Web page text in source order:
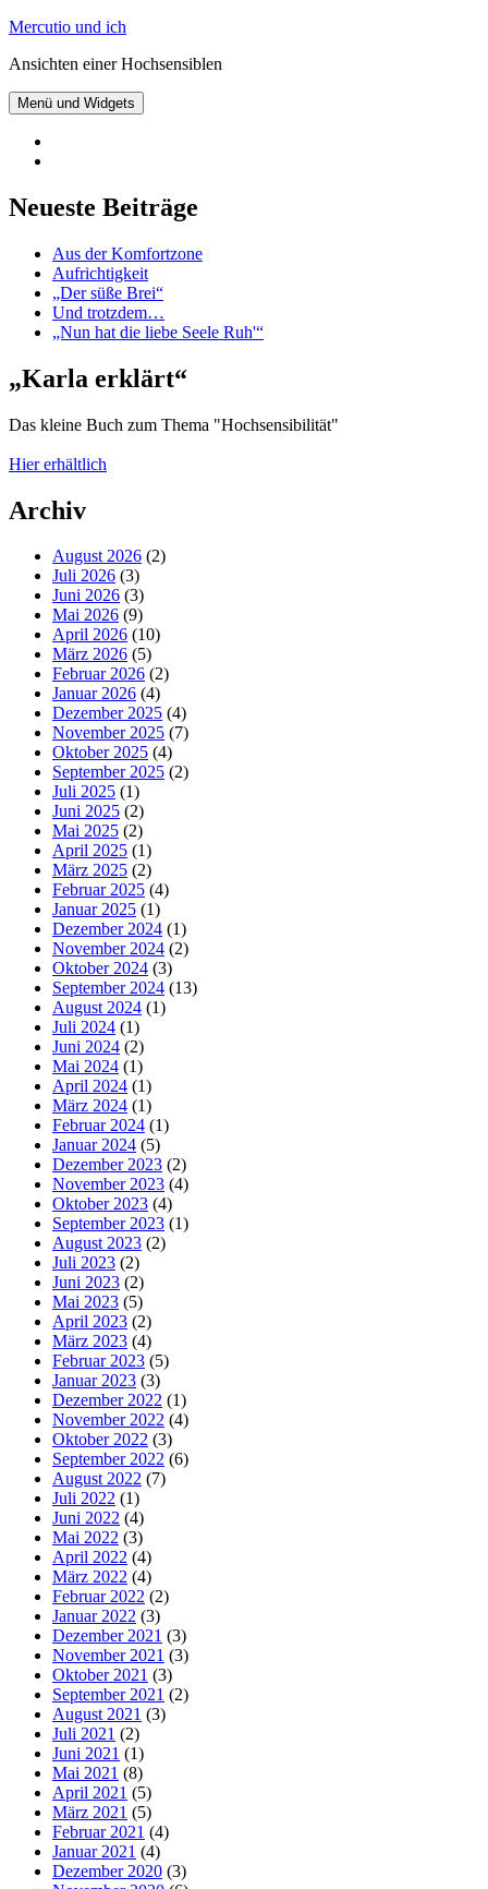
Zum
springen
Mercutio und ich
Ansichten einer Hochsensiblen
Menü und Widgets
Neueste Beiträge
Aus der Komfortzone
Aufrichtigkeit
„Der süße Brei“
Und trotzdem…
„Nun hat die liebe Seele Ruh'“
„Karla erklärt“
Das kleine Buch zum Thema "Hochsensibilität"
Hier erhältlich
Archiv
August 2026 (2)
Juli 2026 (3)
Juni 2026 (3)
Mai 2026 (9)
April 2026 (10)
März 2026 (5)
Februar 2026 (2)
Januar 2026 (4)
Dezember 2025 (4)
November 2025 (7)
Oktober 2025 (4)
September 2025 (2)
Juli 2025 (1)
Juni 2025 (2)
Mai 2025 (2)
April 2025 (1)
März 2025 (2)
Februar 2025 (4)
Januar 2025 (1)
Dezember 2024 (1)
November 2024 (2)
Oktober 2024 (3)
September 2024 (13)
August 2024 (1)
Juli 2024 (1)
Juni 2024 (2)
Mai 2024 (1)
April 2024 (1)
März 2024 (1)
Februar 2024 (1)
Januar 2024 (5)
Dezember 2023 (2)
November 2023 (4)
Oktober 2023 (4)
September 2023 (1)
August 2023 (2)
Juli 2023 (2)
Juni 2023 (2)
Mai 2023 (5)
April 2023 (2)
März 2023 (4)
Februar 2023 (5)
Januar 2023 (3)
Dezember 2022 (1)
November 2022 (4)
Oktober 2022 (3)
September 2022 (6)
August 2022 (7)
Juli 2022 (1)
Juni 2022 (4)
Mai 2022 (3)
April 2022 (4)
März 2022 (4)
Februar 2022 (2)
Januar 2022 (3)
Dezember 2021 (3)
November 2021 (3)
Oktober 2021 (3)
September 2021 (2)
August 2021 (3)
Juli 2021 (2)
Juni 2021 (1)
Mai 2021 (8)
April 2021 (5)
März 2021 (5)
Februar 2021 (4)
Januar 2021 (4)
Dezember 2020 (3)